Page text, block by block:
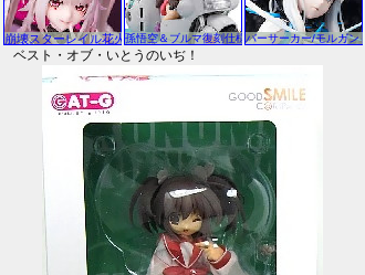
ベスト・オブ・いとうのいぢ！